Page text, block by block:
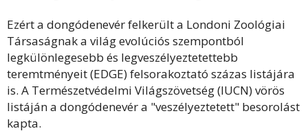
Ezért a dongódenevér felkerült a Londoni Zoológiai
Társaságnak a világ evolúciós szempontból
legkülönlegesebb és legveszélyeztetettebb
teremtményeit (EDGE) felsorakoztató százas listájára
is. A Természetvédelmi Világszövetség (IUCN) vörös
listáján a dongódenevér a "veszélyeztetett" besorolást
kapta.